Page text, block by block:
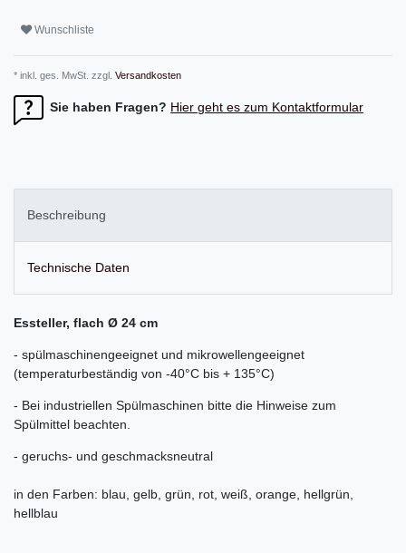
Wunschliste
* inkl. ges. MwSt. zzgl. Versandkosten
Sie haben Fragen? Hier geht es zum Kontaktformular
Beschreibung
Technische Daten
Essteller, flach Ø 24 cm
- spülmaschinengeeignet und mikrowellengeeignet
(temperaturbeständig von -40°C bis + 135°C)
- Bei industriellen Spülmaschinen bitte die Hinweise zum
Spülmittel beachten.
- geruchs- und geschmacksneutral
in den Farben: blau, gelb, grün, rot, weiß, orange, hellgrün,
hellblau